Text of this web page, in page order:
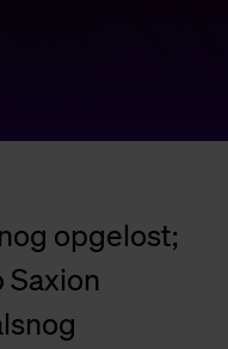
opgelost;
Saxion